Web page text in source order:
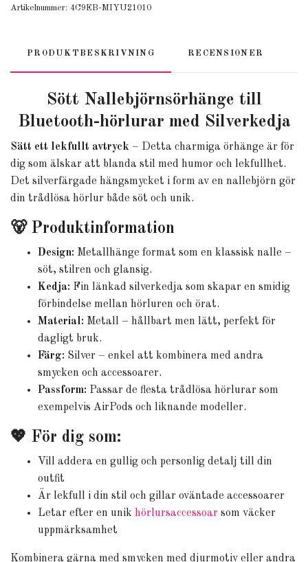
Artikelnummer: 4C9EB-MIYU21010
PRODUKTBESKRIVNING RECENSIONER
Sött Nallebjörnsörhänge till
Bluetooth-hörlurar med Silverkedja
Sätt ett lekfullt avtryck – Detta charmiga örhänge är för
dig som älskar att blanda stil med humor och lekfullhet.
Det silverfärgade hängsmycket i form av en nallebjörn gör
din trådlösa hörlur både söt och unik.
🐻 Produktinformation
Design: Metallhänge format som en klassisk nalle –
söt, stilren och glansig.
Kedja: Fin länkad silverkedja som skapar en smidig
förbindelse mellan hörluren och örat.
Material: Metall – hållbart men lätt, perfekt för
dagligt bruk.
Färg: Silver – enkel att kombinera med andra
smycken och accessoarer.
Passform: Passar de flesta trådlösa hörlurar som
exempelvis AirPods och liknande modeller.
💖 För dig som:
Vill addera en gullig och personlig detalj till din
outfit
Är lekfull i din stil och gillar oväntade accessoarer
Letar efter en unik hörlursaccessoar som väcker
uppmärksamhet
Kombinera gärna med smycken med djurmotiv eller andra